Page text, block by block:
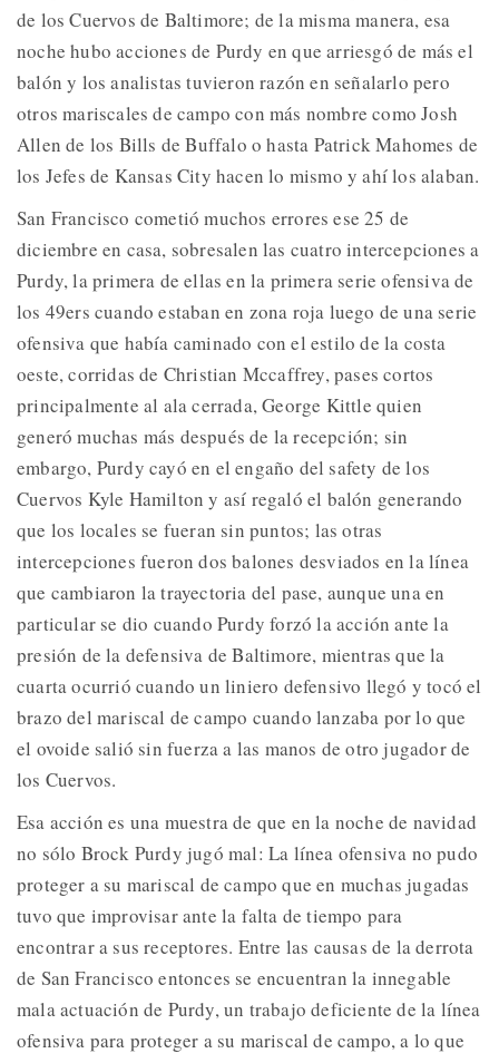
de los Cuervos de Baltimore; de la misma manera, esa
noche hubo acciones de Purdy en que arriesgó de más el
balón y los analistas tuvieron razón en señalarlo pero
otros mariscales de campo con más nombre como Josh
Allen de los Bills de Buffalo o hasta Patrick Mahomes de
los Jefes de Kansas City hacen lo mismo y ahí los alaban.
San Francisco cometió muchos errores ese 25 de
diciembre en casa, sobresalen las cuatro intercepciones a
Purdy, la primera de ellas en la primera serie ofensiva de
los 49ers cuando estaban en zona roja luego de una serie
ofensiva que había caminado con el estilo de la costa
oeste, corridas de Christian Mccaffrey, pases cortos
principalmente al ala cerrada, George Kittle quien
generó muchas más después de la recepción; sin
embargo, Purdy cayó en el engaño del safety de los
Cuervos Kyle Hamilton y así regaló el balón generando
que los locales se fueran sin puntos; las otras
intercepciones fueron dos balones desviados en la línea
que cambiaron la trayectoria del pase, aunque una en
particular se dio cuando Purdy forzó la acción ante la
presión de la defensiva de Baltimore, mientras que la
cuarta ocurrió cuando un liniero defensivo llegó y tocó el
brazo del mariscal de campo cuando lanzaba por lo que
el ovoide salió sin fuerza a las manos de otro jugador de
los Cuervos.
Esa acción es una muestra de que en la noche de navidad
no sólo Brock Purdy jugó mal: La línea ofensiva no pudo
proteger a su mariscal de campo que en muchas jugadas
tuvo que improvisar ante la falta de tiempo para
encontrar a sus receptores. Entre las causas de la derrota
de San Francisco entonces se encuentran la innegable
mala actuación de Purdy, un trabajo deficiente de la línea
ofensiva para proteger a su mariscal de campo, a lo que